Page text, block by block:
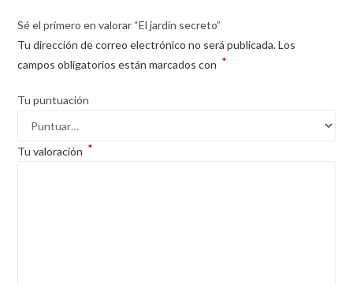
Sé el primero en valorar “El jardín secreto”
Tu dirección de correo electrónico no será publicada. Los
campos obligatorios están marcados con *
Tu puntuación
Tu valoración *